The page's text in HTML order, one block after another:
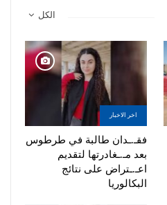
الكل
اخر الاخبار
فقـ.ـدان طالبة في طرطوس
بعد مـ.ـغادرتها لتقديم
اعـ.ـتراض على نتائج
البكالوريا